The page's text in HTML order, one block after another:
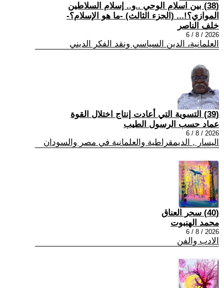
(38) بين اسلام الوحي ..و.. إسلام السلاطين
الموازي؟!... (الجزء الثالث) -ما هو الإسلام؟-
خلف الناصر
2026 / 8 / 6
العلمانية، الدين السياسي ونقد الفكر الديني
(39) التسوية التي أعادت إنتاج اختلال القوة
عماد حسب الرسول الطيب
2026 / 8 / 6
اليسار , الديمقراطية والعلمانية في مصر والسودان
(40) سحر العناق
محمد الهنبوت
2026 / 8 / 6
الادب والفن